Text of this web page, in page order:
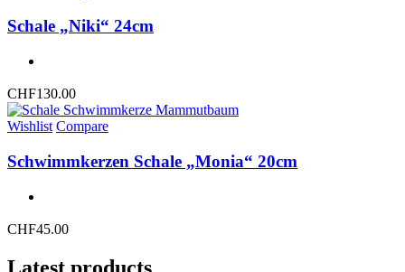
Schale „Niki“ 24cm
CHF130.00
Wishlist Compare
Schwimmkerzen Schale „Monia“ 20cm
CHF45.00